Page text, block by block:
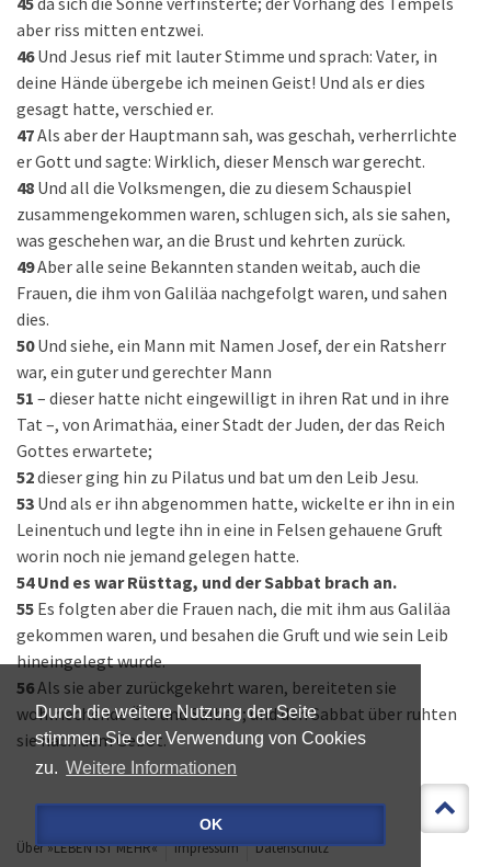
Durch die weitere Nutzung der Seite
stimmen Sie der Verwendung von Cookies
zu. Weitere Informationen
OK
aber riss mitten entzwei.
46 Und Jesus rief mit lauter Stimme und sprach: Vater, in
deine Hände übergebe ich meinen Geist! Und als er dies
gesagt hatte, verschied er.
47Als aber der Hauptmann sah, was geschah, verherrlichte
er Gott und sagte: Wirklich, dieser Mensch war gerecht.
48 Und all die Volksmengen, die zu diesem Schauspiel
zusammengekommen waren, schlugen sich, als sie sahen,
was geschehen war, an die Brust und kehrten zurück.
49Aber alle seine Bekannten standen weitab, auch die
Frauen, die ihm von Galiläa nachgefolgt waren, und sahen
dies.
50 Und siehe, ein Mann mit Namen Josef, der ein Ratsherr
war, ein guter und gerechter Mann
51 – dieser hatte nicht eingewilligt in ihren Rat und in ihre
Tat –, von Arimathäa, einer Stadt der Juden, der das Reich
Gottes erwartete;
52dieser ging hin zu Pilatus und bat um den Leib Jesu.
53 Und als er ihn abgenommen hatte, wickelte er ihn in ein
Leinentuch und legte ihn in eine in Felsen gehauene Gruft
worin noch nie jemand gelegen hatte.
54 Und es war Rüsttag, und der Sabbat brach an.
55 Es folgten aber die Frauen nach, die mit ihm aus Galiläa
gekommen waren, und besahen die Gruft und wie sein Leib
hineingelegt wurde.
56Als sie aber zurückgekehrt waren, bereiteten sie
wohlriechende Öle und Salben; und den Sabbat über ruhten
sie nach dem Gebot.
Über »LEBEN IST MEHR« Impressum
Datenschutz